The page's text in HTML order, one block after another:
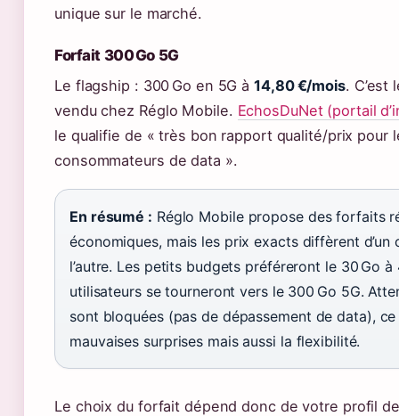
unique sur le marché.
Forfait 300 Go 5G
Le flagship : 300 Go en 5G à14,80 €/mois. C’est
vendu chez Réglo Mobile. EchosDuNet (portail
le qualifie de « très bon rapport qualité/prix pour
consommateurs de data ».
En résumé : Réglo Mobile propose des forfaits
économiques, mais les prix exacts diffèrent d’un
l’autre. Les petits budgets préféreront le 30 Go
utilisateurs se tourneront vers le 300 Go 5G.
sont bloquées (pas de dépassement de data),
mauvaises surprises mais aussi la flexibilité.
Le choix du forfait dépend donc de votre profil